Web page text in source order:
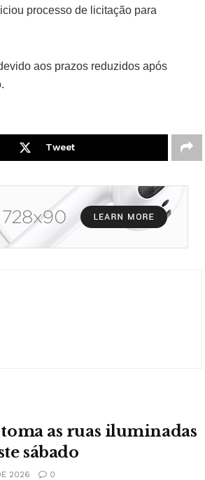
processo de licitação para
aos prazos reduzidos após
Tweet
as ruas iluminadas
sábado
2026 0